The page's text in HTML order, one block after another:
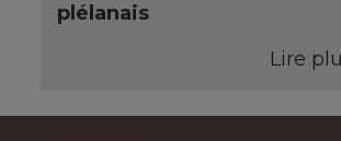
plélanais
Lire